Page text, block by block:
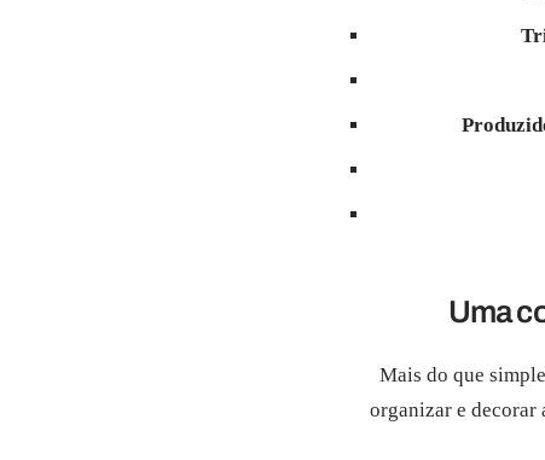
Uma
Mais do que
organizar e decorar